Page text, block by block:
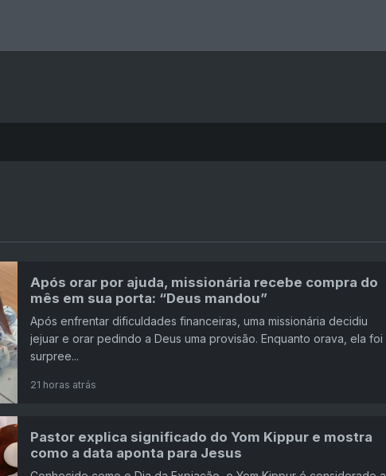
Após orar por ajuda, missionária recebe compra do
mês em sua porta: “Deus mandou”
Após enfrentar dificuldades financeiras, uma missionária decidiu
jejuar e orar pedindo a Deus uma provisão. Enquanto orava, ela foi
surpree...
21 horas atrás
Pastor explica significado do Yom Kippur e mostra
como a data aponta para Jesus